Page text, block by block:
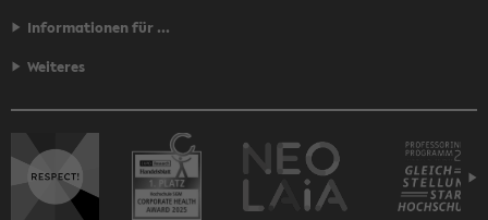
Informationen für ...
Weiteres